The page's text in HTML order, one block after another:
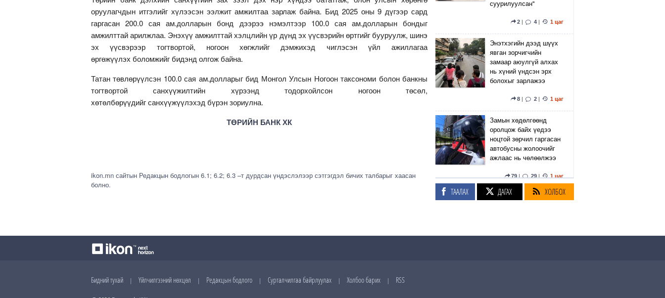
оруулагчдын итгэлийг хүлээсэн ээлжит амжилтаа зарлаж байна. Бид 2025 оны 9 дүгээр сард
гаргасан 200.0 сая ам.долларын бонд дээрээ нэмэлтээр 100.0 сая ам.долларын бондыг
амжилттай арилжлаа. Энэхүү амжилттай хэлцлийн үр дүнд эх үүсвэрийн өртгийг бууруулж, шинэ
эх үүсвэрээр тогтвортой, ногоон хөгжлийг дэмжихэд чиглэсэн үйл ажиллагаа
өргөжүүлэх боломжийг бидэнд олгож байна.
Татан төвлөрүүлсэн 100.0 сая ам.долларыг бид Монгол Улсын Ногоон таксономи болон банкны
тогтвортой санхүүжилтийн хүрээнд тодорхойлсон ногоон төсөл,
хөтөлбөрүүдийг санхүүжүүлэхэд бүрэн зориулна.
ТӨРИЙН БАНК ХК
ikon.mn сайтын Редакцын бодлогын 6.1; 6.2; 6.3 –т дурдсан үндэслэлээр сэтгэгдэл бичих талбарыг хаасан
болно.
суурилуулсан"
2 | 4 | 1 цаг
Энэтхэгийн дээд шүүх
явган зорчигчийн
замаар аюулгүй алхах
нь хүний үндсэн эрх
болохыг зарлажээ
8 | 2 | 1 цаг
Замын хөдөлгөөнд
оролцож байх үедээ
ноцтой зөрчил гаргасан
автобусны жолоочийг
ажлаас нь чөлөөлжээ
79 | 29 | 1 цаг
Батбаатарын Хулан
ТААЛАХ ДАГАХ ХОЛБОХ
Бидний тухай | Үйлчилгээний нөхцөл | Редакцын бодлого | Сурталчилгаа байрлуулах | Холбоо барих | RSS